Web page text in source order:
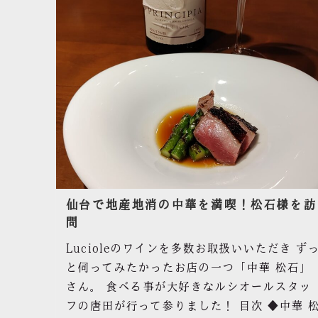
仙台で地産地消の中華を満喫！松石様を訪
問
Lucioleのワインを多数お取扱いいただき ず
と伺ってみたかったお店の一つ「中華 松石」
さん。 食べる事が大好きなルシオールスタッ
フの唐田が行って参りました！ 目次 ◆中華